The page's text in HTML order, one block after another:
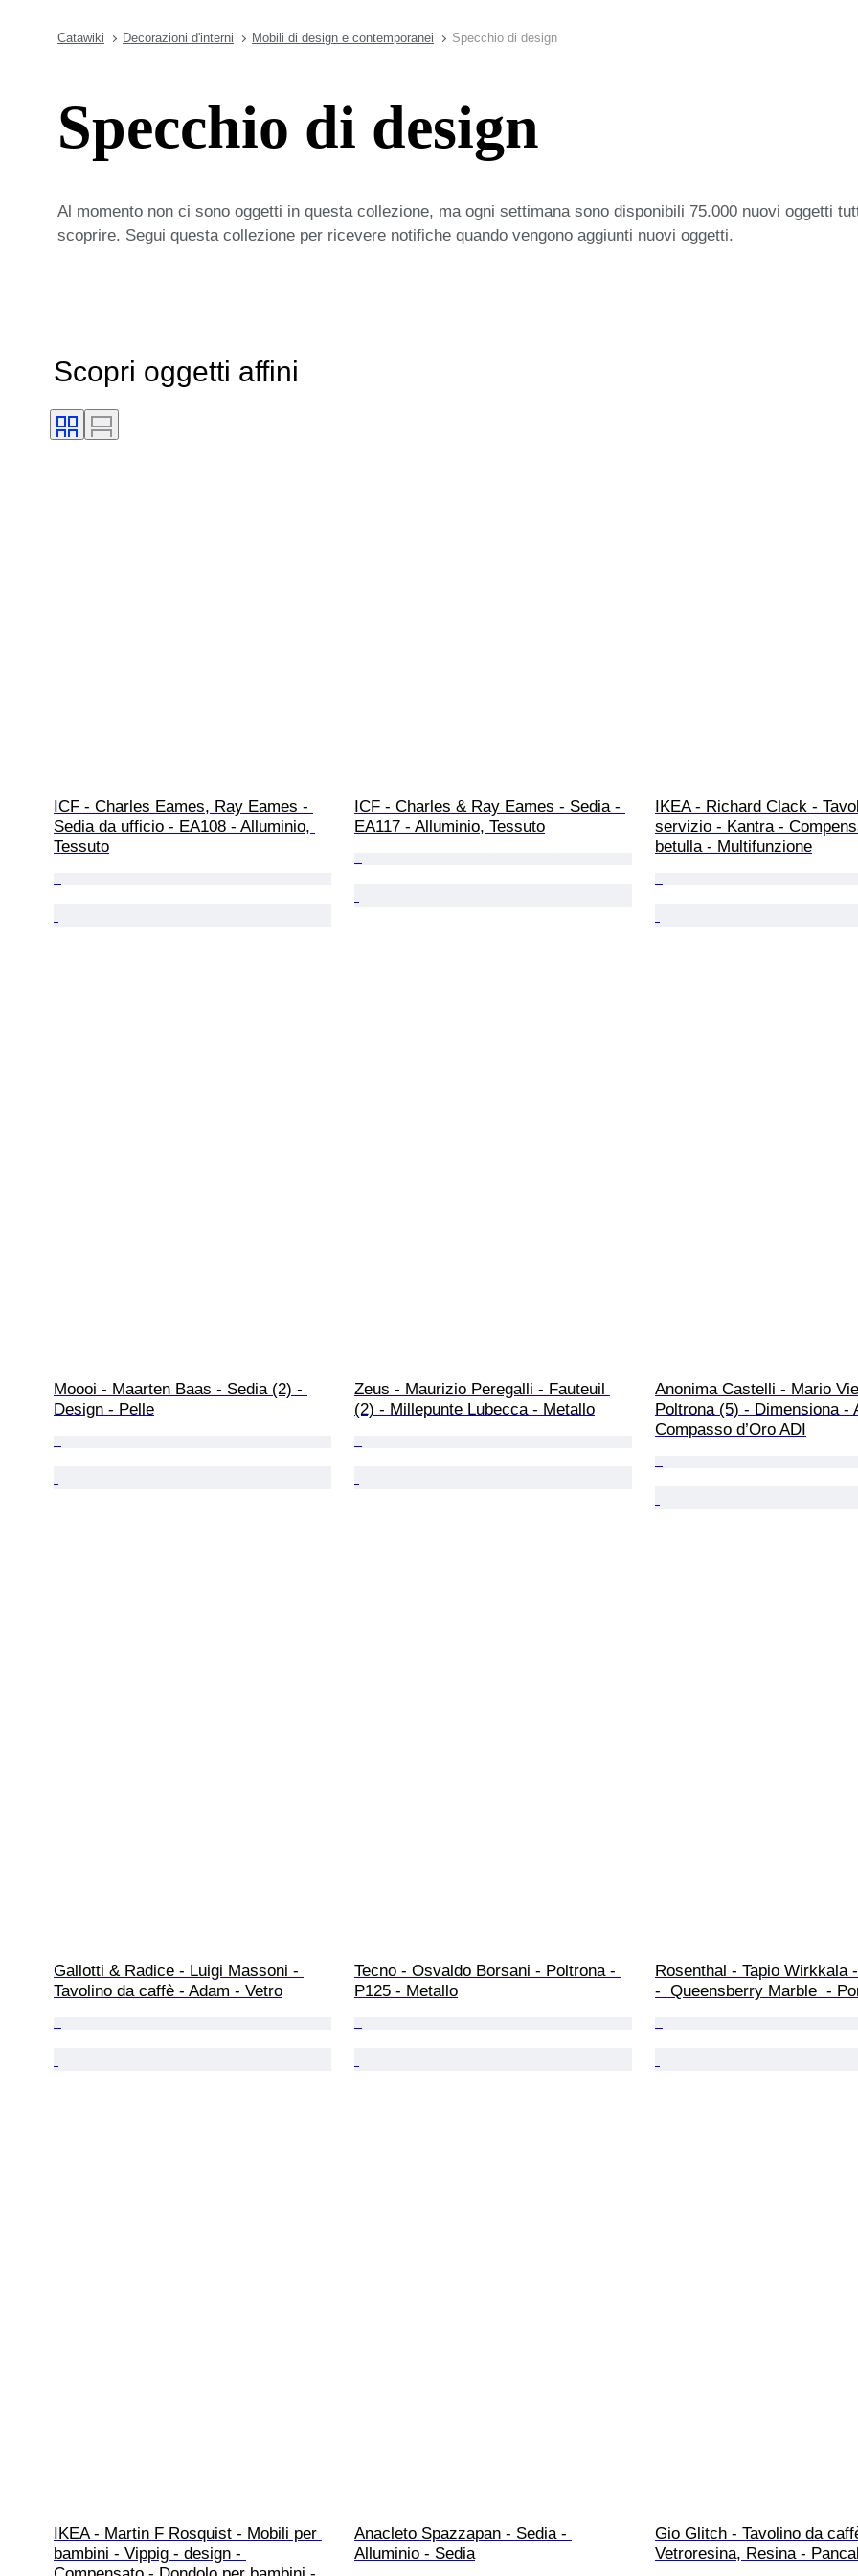
Catawiki Decorazioni d'interni Mobili di design e contemporanei Specchio di design
Specchio di design
Al momento non ci sono oggetti in questa collezione, ma ogni settimana sono disponibili 75.000 nuovi oggetti
scoprire. Segui questa collezione per ricevere notifiche quando vengono aggiunti nuovi oggetti.
Scopri oggetti affini
ICF - Charles Eames, Ray Eames -
Sedia da ufficio - EA108 - Alluminio,
Tessuto
ICF - Charles & Ray Eames - Sedia -
EA117 - Alluminio, Tessuto
IKEA - Richard Clack -
servizio - Kantra -
betulla - Multifunzione
Moooi - Maarten Baas - Sedia (2) -
Design - Pelle
Zeus - Maurizio Peregalli - Fauteuil
(2) - Millepunte Lubecca - Metallo
Anonima Castelli - Mario
Poltrona (5) - Dimensiona -
Compasso d’Oro ADI
Gallotti & Radice - Luigi Massoni -
Tavolino da caffè - Adam - Vetro
Tecno - Osvaldo Borsani - Poltrona -
P125 - Metallo
Rosenthal - Tapio Wirkkala
-  Queensberry Marble  -
IKEA - Martin F Rosquist - Mobili per
bambini - Vippig - design -
Anacleto Spazzapan - Sedia -
Alluminio - Sedia
Gio Glitch - Tavolino da
Vetroresina, Resina -